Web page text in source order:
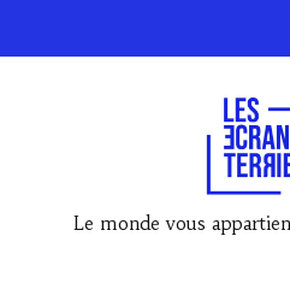
Le monde vous